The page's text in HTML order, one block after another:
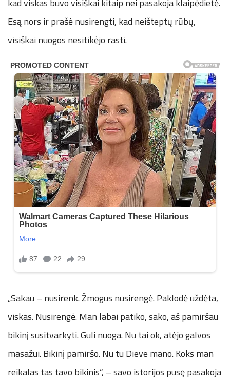
kad viskas buvo visiškai kitaip nei pasakoja klaipėdietė.
Esą nors ir prašė nusirengti, kad neišteptų rūbų,
visiškai nuogos nesitikėjo rasti.
„Sakau – nusirenk. Žmogus nusirengė. Paklodė uždėta,
viskas. Nusirengė. Man labai patiko, sako, aš pamiršau
bikinį susitvarkyti. Guli nuoga. Nu tai ok, atėjo galvos
masažui. Bikinį pamiršo. Nu tu Dieve mano. Koks man
reikalas tas tavo bikinis“, – savo istorijos pusę pasakoja